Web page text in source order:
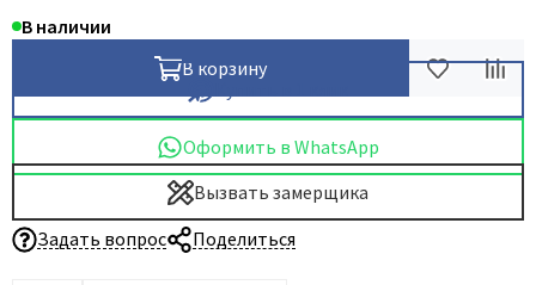
В наличии
В корзину
Оформить в WhatsApp
Вызвать замерщика
Задать вопрос
Поделиться